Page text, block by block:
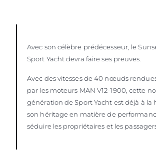
Avec son célèbre prédécesseur, le
Sport Yacht devra faire ses preuves.
Avec des vitesses de 40 nœuds
par les moteurs MAN V12-1900, cette
génération de Sport Yacht est déjà à la
son héritage en matière de
séduire les propriétaires et les